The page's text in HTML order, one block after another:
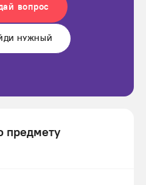
вопрос
НУЖНЫЙ
предмету